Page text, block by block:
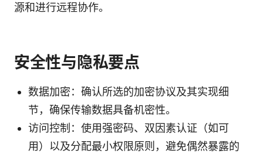
源和进行远程协作。
安全性与隐私要点
数据加密：确认所选的加密协议及其实现细
节，确保传输数据具备机密性。
访问控制：使用强密码、双因素认证（如可
用）以及分配最小权限原则，避免偶然暴露的